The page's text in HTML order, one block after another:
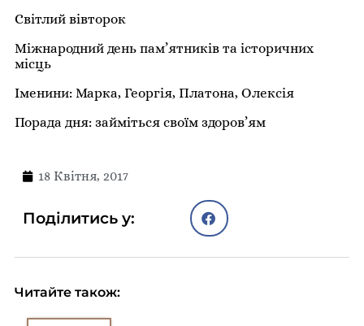
Світлий вівторок
Міжнародний день пам’ятників та історичних
місць
Іменини: Марка, Георгія, Платона, Олексія
Порада дня: займіться своїм здоров’ям
18 Квітня, 2017
Поділитись у:
Читайте також: